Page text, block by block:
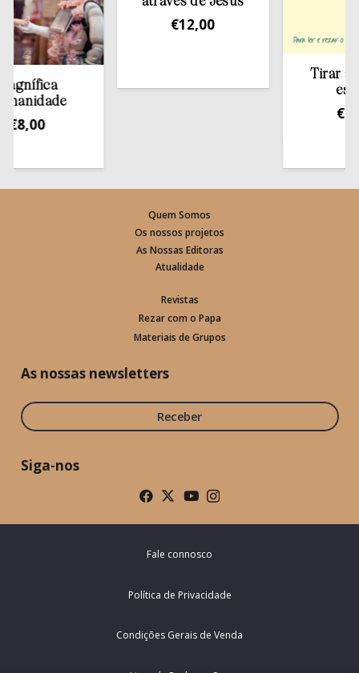
12,00
Tirar a
estante
13,50
Quem Somos
Os nossos projetos
As Nossas Editoras
Atualidade
Revistas
Rezar com o Papa
Materiais de Grupos
As nossas newsletters
Receber
Siga-nos
Fale connosco
Política de Privacidade
Condições Gerais de Venda